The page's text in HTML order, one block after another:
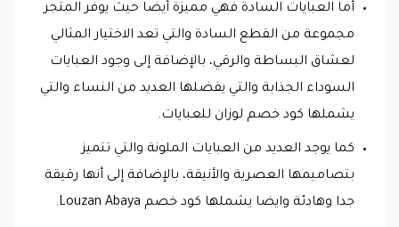
أما العبايات السادة فهي مميزة أيضا حيث يوفر المتجر
مجموعة من القطع السادة والتي تعد الاختيار المثالي
لعشاق البساطة والرقي، بالإضافة إلى وجود العبايات
السوداء الجذابة والتي يفضلها العديد من النساء والتي
يشملها كود خصم لوزان للعبايات.
كما يوجد العديد من العبايات الملونة والتي تتميز
بتصاميمها العصرية والأنيقة، بالإضافة إلى أنها رقيقة
جدا وهادئة وايضا يشملها كود خصم Louzan Abaya.